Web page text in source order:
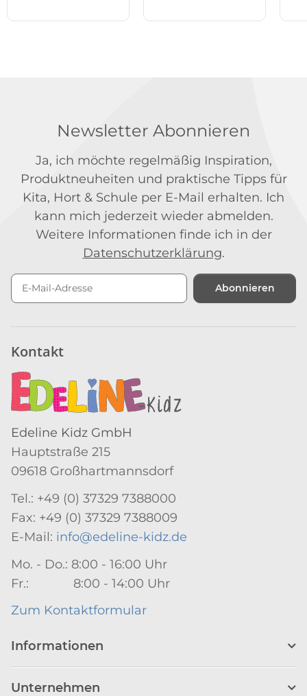
Newsletter Abonnieren
Ja, ich möchte regelmäßig Inspiration,
Produktneuheiten und praktische Tipps für
Kita, Hort & Schule per E-Mail erhalten. Ich
kann mich jederzeit wieder abmelden.
Weitere Informationen finde ich in der
Datenschutzerklärung.
Abonnieren
Kontakt
Edeline Kidz GmbH
Hauptstraße 215
09618 Großhartmannsdorf
Tel.: +49 (0) 37329 7388000
Fax: +49 (0) 37329 7388009
E-Mail: info@edeline-kidz.de
Mo. - Do.: 8:00 - 16:00 Uhr
Fr.: 8:00 - 14:00 Uhr
Zum Kontaktformular
Informationen
Unternehmen